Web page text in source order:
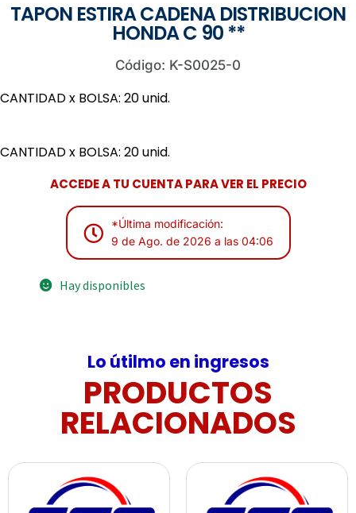
TAPON ESTIRA CADENA DISTRIBUCION
HONDA C 90 **
Código: K-S0025-0
CANTIDAD x BOLSA: 20 unid.
CANTIDAD x BOLSA: 20 unid.
ACCEDE A TU CUENTA PARA VER EL PRECIO
*Última modificación:
9 de Ago. de 2026 a las 04:06
Hay disponibles
Lo útilmo en ingresos
PRODUCTOS
RELACIONADOS